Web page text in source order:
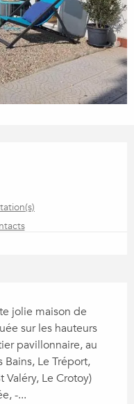
jolie maison de
sur les hauteurs
pavillonnaire, au
Le Tréport,
Valéry, Le Crotoy)
-...